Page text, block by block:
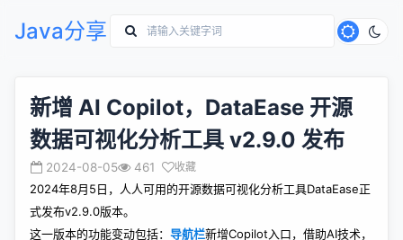
Java分享
新增 AI Copilot，DataEase 开源
数据可视化分析工具 v2.9.0 发布
2024-08-05 461 收藏
2024年8月5日，人人可用的开源数据可视化分析工具DataEase正
式发布v2.9.0版本。
这一版本的功能变动包括： 导航栏新增Copilot入口，借助AI技术，